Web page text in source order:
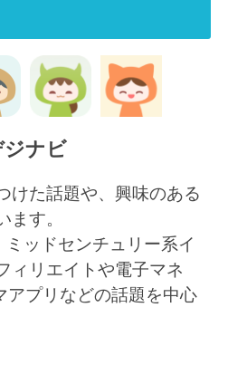
ジナビ
けた話題や、興味のある
ます。
ッドセンチュリー系イ
ィリエイトや電子マネ
アプリなどの話題を中心